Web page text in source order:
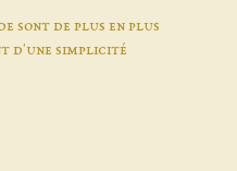
sont de plus en plus
d'une simplicité